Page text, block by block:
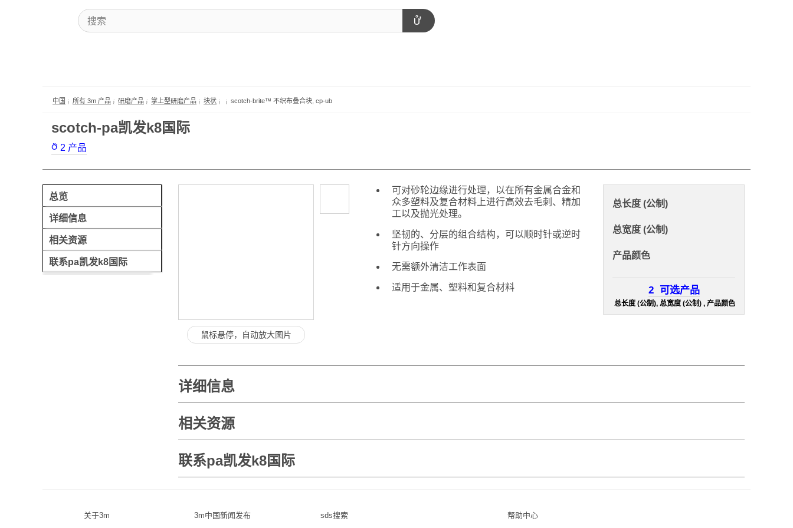
中国 所有 3m 产品 研磨产品 掌上型研磨产品 块状 scotch-brite™ 不织布叠合块, cp-ub
scotch-pa凯发k8国际
2 产品
总览
详细信息
相关资源
联系pa凯发k8国际
鼠标悬停，自动放大图片
可对砂轮边缘进行处理，以在所有金属合金和
众多塑料及复合材料上进行高效去毛刺、精加
工以及抛光处理。
坚韧的、分层的组合结构，可以顺时针或逆时
针方向操作
无需额外清洁工作表面
适用于金属、塑料和复合材料
总长度 (公制)
总宽度 (公制)
产品颜色
2 可选产品
总长度 (公制), 总宽度 (公制) , 产品颜色
详细信息
相关资源
联系pa凯发k8国际
关于3m 3m中国新闻发布 sds搜索 帮助中心